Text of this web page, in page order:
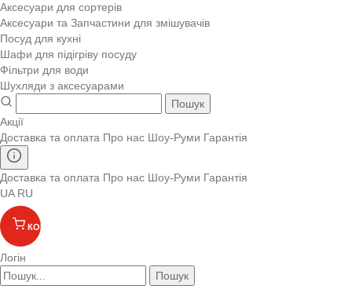
Аксесуари для сортерів
Аксесуари та Запчастини для змішувачів
Посуд для кухні
Шафи для підігріву посуду
Фільтри для води
Шухляди з аксесуарами
Пошук
Акції
Доставка та оплата Про нас Шоу-Руми Гарантія
Доставка та оплата Про нас Шоу-Руми Гарантія
UA RU
КОШИК
Логін
Пошук